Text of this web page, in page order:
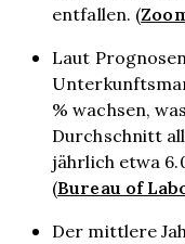
entfallen. (
Laut
% wachsen,
Durchschnitt
jährlich etwa
(Bureau of
Der mittlere